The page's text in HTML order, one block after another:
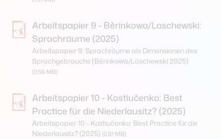
Arbeitspapier 9 - Běrinkowa/Laschewski:
Sprachräume (2025)
Arbeitspapier 9: Sprachräume als Dimensionen des
Sprachgebrauchs (Běrinkowa/Laschewski 2025)
(0,56 MB)
Arbeitspapier 10 - Kostiučenko: Best
Practice für die Niederlausitz? (2025)
Arbeitspapier 10 - Kostiučenko: Best Practice für die
Niederlausitz? (2025) (0,81 MB)